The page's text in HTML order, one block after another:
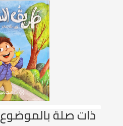
ذات صلة بالموضوع